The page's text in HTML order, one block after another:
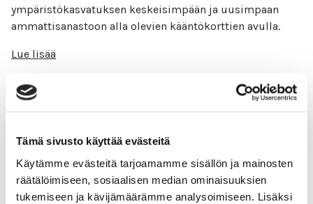
Tämä sivusto käyttää evästeitä
Käytämme evästeitä tarjoamamme sisällön ja mainosten
räätälöimiseen, sosiaalisen median ominaisuuksien
tukemiseen ja kävijämäärämme analysoimiseen. Lisäksi
ympäristökasvatuksen keskeisimpään ja uusimpaan
ammattisanastoon alla olevien kääntökorttien avulla.
Lue lisää
Ympäristökasvatuksen kansallinen
ohjaus
Seuraavaksi käymme läpi Suomen kansallista ohjausta.